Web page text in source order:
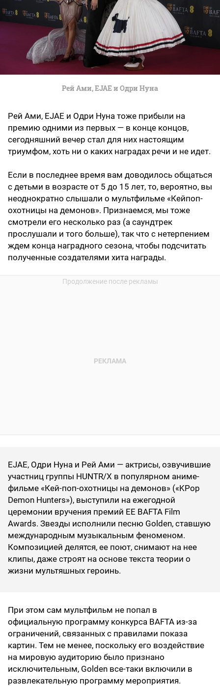
Рей Ами, EJAE и Одри Нуна
Рей Ами, EJAE и Одри Нуна тоже прибыли на
премию одними из первых — в конце концов,
сегодняшний вечер стал для них настоящим
триумфом, хоть ни о каких наградах речи и не идет.
Если в последнее время вам доводилось общаться
с детьми в возрасте от 5 до 15 лет, то, вероятно, вы
неоднократно слышали о мультфильме «Кейпоп-
охотницы на демонов». Признаемся, мы тоже
смотрели его несколько раз (а саундтрек
прослушали и того больше), так что с нетерпением
ждем конца наградного сезона, чтобы подсчитать
полученные создателями хита награды.
EJAE, Одри Нуна и Рей Ами — актрисы, озвучившие
участниц группы HUNTR/X в популярном аниме-
фильме «Кей-поп-охотницы на демонов» («KPop
Demon Hunters»), выступили на ежегодной
церемонии вручения премий EE BAFTA Film
Awards. Звезды исполнили песню Golden, ставшую
международным музыкальным феноменом.
Композицией делятся, ее поют, снимают на нее
клипы, даже строят на основе текста теории о
жизни мультяшных героинь.
При этом сам мультфильм не попал в
официальную программу конкурса BAFTA из-за
ограничений, связанных с правилами показа
картин. Тем не менее, поскольку его воздействие
на мировую аудиторию было признано
исключительным, Golden все-таки включили в
развлекательную программу мероприятия.